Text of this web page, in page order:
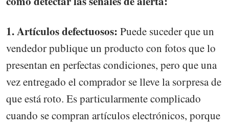
1. Artículos defectuosos: Puede suceder que un
vendedor publique un producto con fotos que lo
presentan en perfectas condiciones, pero que una
vez entregado el comprador se lleve la sorpresa de
que está roto. Es particularmente complicado
cuando se compran artículos electrónicos, porque